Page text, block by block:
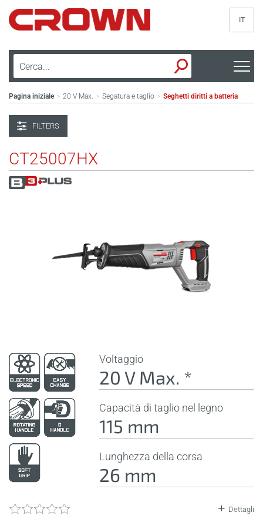
IT
Pagina iniziale > 20 V Max. > Segatura e taglio > Seghetti diritti a batteria
FILTERS
CT25007HX
Voltaggio
20 V Max. *
Capacità di taglio nel legno
115 mm
Lunghezza della corsa
26 mm
Dettagli